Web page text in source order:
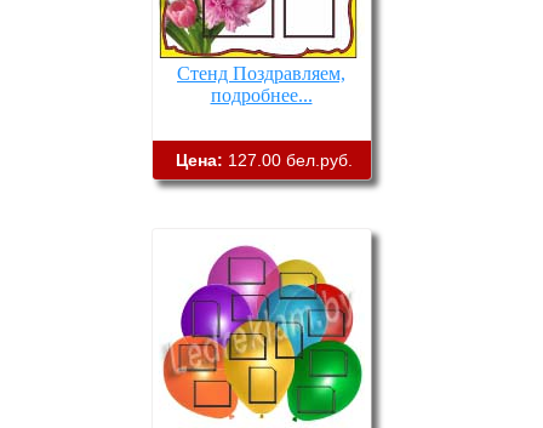
Стенд Поздравляем,
подробнее...
Цена: 127.00 бел.руб.